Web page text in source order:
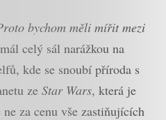
bychom měli mířit mezi
celý sál narážkou na
kde se snoubí příroda s
ze Star Wars, která je
za cenu vše zastiňujících